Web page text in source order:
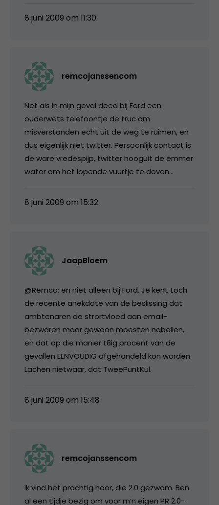
8 juni 2009 om 11:30
remcojanssencom
Net als in mijn geval deed bij Ford een
ouderwets telefoontje de truc om
misverstanden echt uit de weg te ruimen, en
dus eigenlijk niet twitter. Persoonlijk contact is
de ware vredespijp, twitter hooguit de emmer
water om het lopende vuurtje te doven…
8 juni 2009 om 15:32
JaapBloem
@Remco: en niet alleen bij Ford. Je kent toch
de recente anekdote van de beslissing dat
ambtenaren de strortvloed aan email-
bezwaren maar gewoon moesten nabellen,
en dat op die manier t8ig procent van de
gevallen EENVOUDIG afgehandeld kon worden.
Lachen nietwaar, dat TweePuntKul.
8 juni 2009 om 15:48
remcojanssencom
Ik vind het prachtig hoor, die 2.0 gezwam. Ben
al een tijdje bezig om voor m’n eigen PR 2.0-